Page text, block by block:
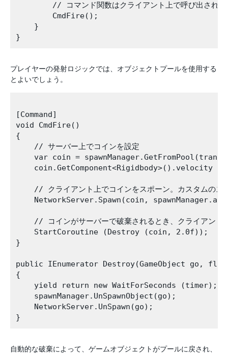
// コマンド関数はクライアント上で呼び出されま
        CmdFire();
    }
プレイヤーの発射ロジックでは、オブジェクトプールを使用する
とよいでしょう。
[Command]
void CmdFire()
{
    // サーバー上でコインを設定
var coin =
coin.GetComponent<Rigidbody>().velocity =
// クライアント上でコインをスポーン。カスタムのス
NetworkServer.Spawn(coin,
// コインがサーバーで破棄されるとき、クライアント
    StartCoroutine (Destroy (coin, 2.0f));
}
public IEnumerator Destroy(GameObject go,
{
    yield return new WaitForSeconds (timer);
    spawnManager.UnSpawnObject(go);
    NetworkServer.UnSpawn(go);
自動的な破棄によって、ゲームオブジェクトがプールに戻され、